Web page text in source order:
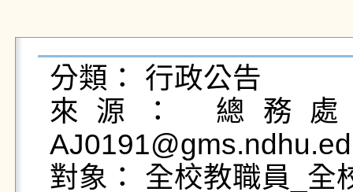
分類： 行政公告
來源： 總務
對象： 全校教職員_全